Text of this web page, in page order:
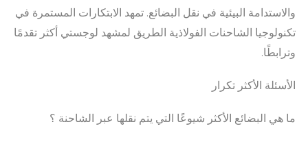
والاستدامة البيئية في نقل البضائع. تمهد الابتكارات المستمرة في
تكنولوجيا الشاحنات الفولاذية الطريق لمشهد لوجستي أكثر تقدمًا
وترابطًا.
الأسئلة الأكثر تكرار
ما هي البضائع الأكثر شيوعًا التي يتم نقلها عبر الشاحنة ؟